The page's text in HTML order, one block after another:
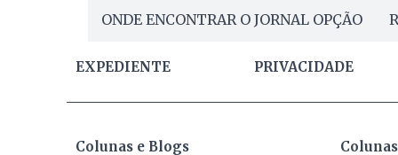
ONDE ENCONTRAR O JORNAL OPÇÃO
EXPEDIENTE PRIVACIDADE
Colunas e Blogs